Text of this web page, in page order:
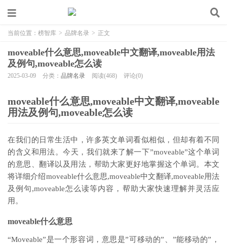
当前位置： 榜智库 > 品牌名录 > 正文
moveable什么意思,moveable中文翻译,moveable用法
及例句,moveable怎么读
2025-03-09 分类： 品牌名录 阅读(468) 评论(0)
moveable什么意思,moveable中文翻译,moveable
用法及例句,moveable怎么读
在我们的日常生活中，许多英文单词看似相似，但却有着不同
的含义和用法。今天，我们就来了解一下”moveable”这个单词
的意思、翻译以及用法，帮助大家更好地掌握这个单词。本文
将详细介绍moveable什么意思,moveable中文翻译,moveable用法
及例句,moveable怎么读等内容，帮助大家快速理解并灵活应
用。
moveable什么意思
“Moveable”是一个形容词，意思是”可移动的”、”能移动的”，